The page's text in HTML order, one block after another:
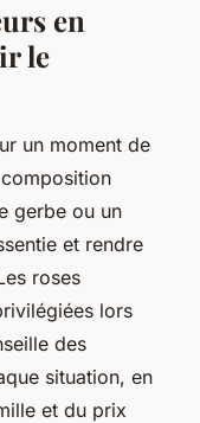
en
le
un moment de
gerbe ou un
et rendre
roses
lors
des
situation, en
et du prix